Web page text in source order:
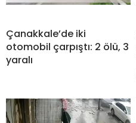
Çanakkale’de iki
otomobil çarpıştı: 2 ölü, 3
yaralı